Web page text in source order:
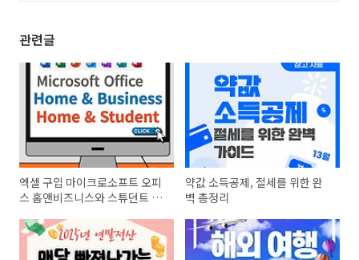
관련글
엑셀 구입 마이크로소프트 오피
스 홈앤비즈니스와 스튜던트 비
약값 소득공제, 절세를 위한 완
벽 총정리